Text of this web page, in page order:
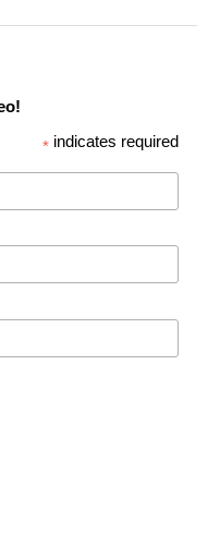
* indicates required